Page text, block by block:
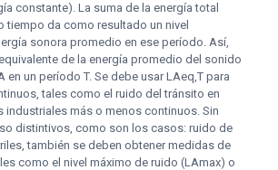
constante). La suma de la energía total
tiempo da como resultado un nivel
sonora promedio en ese período. Así,
de la energía promedio del sonido
en un período T. Se debe usar LAeq,T para
tales como el ruido del tránsito en
industriales más o menos continuos. Sin
distintivos, como son los casos: ruido de
también se deben obtener medidas de
como el nivel máximo de ruido (LAmax) o